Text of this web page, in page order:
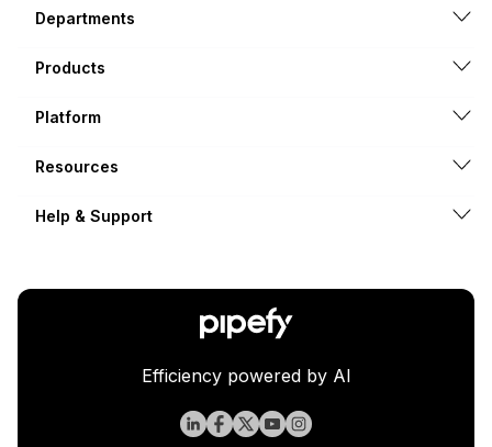
Departments
Products
Platform
Resources
Help & Support
Efficiency powered by AI